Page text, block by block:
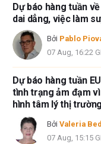
Dự báo hàng tuần
dai dẳng, việc làm
Bởi Pablo
07 Aug, 16:22
Dự báo hàng tuần
tình trạng ảm đạm
hình tâm lý thị trường
Bởi Valeria
07 Aug, 15:15